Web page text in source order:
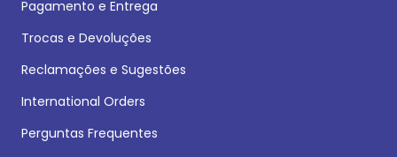
Pagamento e Entrega
Trocas e Devoluções
Reclamações e Sugestões
International Orders
Perguntas Frequentes